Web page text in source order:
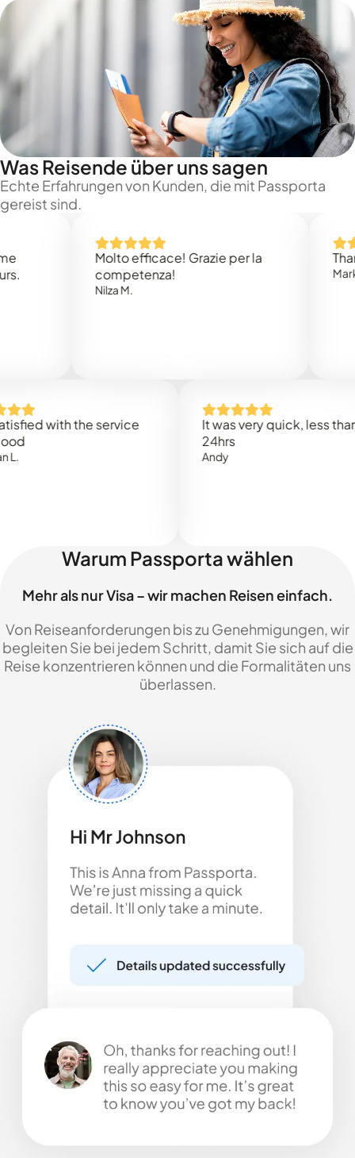
Was Reisende über uns sagen
Echte Erfahrungen von Kunden, die mit Passporta
gereist sind.
Molto efficace! Grazie per la
competenza!
Thank
Mark N.
with the service
It was very quick, less than
Warum Passporta wählen
Mehr als nur Visa – wir machen Reisen einfach.
Von Reiseanforderungen bis zu Genehmigungen, wir
begleiten Sie bei jedem Schritt, damit Sie sich auf die
Reise konzentrieren können und die Formalitäten uns
überlassen.